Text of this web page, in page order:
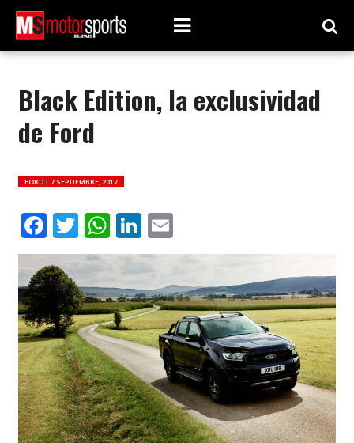
Black Edition, la exclusividad
de Ford
FORD | 7 SEPTIEMBRE, 2017
Facebook
Twitter
WhatsApp
LinkedIn
Email